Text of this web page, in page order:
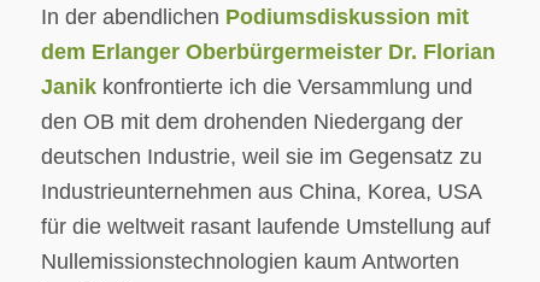
In der abendlichen Podiumsdiskussion mit
dem Erlanger Oberbürgermeister Dr. Florian
Janikkonfrontierte ich die Versammlung und
den OB mit dem drohenden Niedergang der
deutschen Industrie, weil sie im Gegensatz zu
Industrieunternehmen aus China, Korea, USA
für die weltweit rasant laufende Umstellung auf
Nullemissionstechnologien kaum Antworten